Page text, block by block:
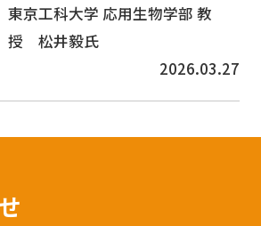
東京工科大学 応用生物学部 教
授 松井毅氏
2026.03.27